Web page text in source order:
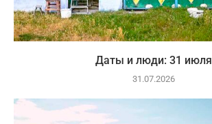
Даты и люди: 31 июля
31.07.2026